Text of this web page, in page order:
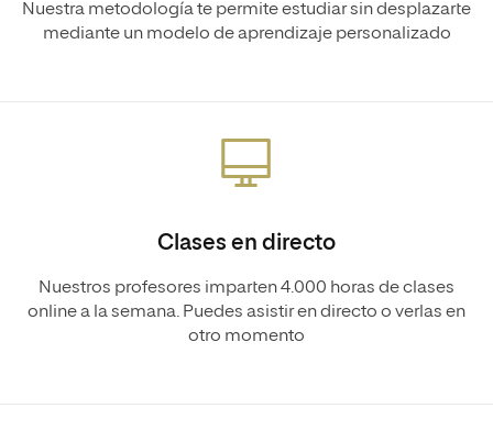
Nuestra metodología te permite estudiar sin desplazarte
mediante un modelo de aprendizaje personalizado
Clases en directo
Nuestros profesores imparten 4.000 horas de clases
online a la semana. Puedes asistir en directo o verlas en
otro momento